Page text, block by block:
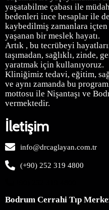
yaşatabilme çabası ile
bedenleri ince hesaplar ile
kaybedilmiş zamanlara
yaşanan bir meslek hayatı.
Artık , bu tecrübeyi
taşımadan, sağlıklı, zinde,
yaratmak için kullanıyoruz.
Kliniğimiz tedavi, eğitim,
ve aynı zamanda bu
mottosu ile Nişantaşı ve
vermektedir.
İletişim
info@drcaglayan.com.tr
(+90) 252 319 4800
Bodrum Cerrahi Tıp